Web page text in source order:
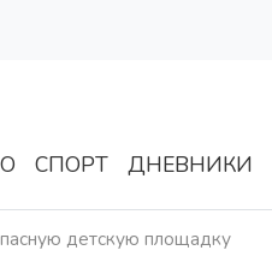
СПОРТ ДНЕВНИКИ
детскую площадку